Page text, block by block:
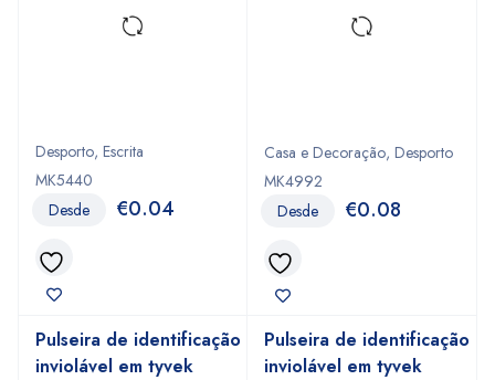
Desporto, Escrita
MK5440
Desde €0.04
Casa e Decoração, Desporto
MK4992
Desde €0.08
Pulseira de identificação
inviolável em tyvek
Pulseira de identificação
inviolável em tyvek